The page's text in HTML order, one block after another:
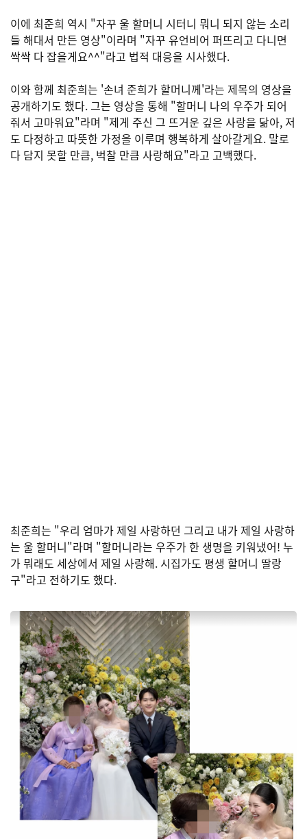
이에 최준희 역시 "자꾸 울 할머니 시터니 뭐니 되지 않는 소리
들 해대서 만든 영상"이라며 "자꾸 유언비어 퍼뜨리고 다니면
싹싹 다 잡을게요^^"라고 법적 대응을 시사했다.
이와 함께 최준희는 '손녀 준희가 할머니께'라는 제목의 영상을
공개하기도 했다. 그는 영상을 통해 "할머니 나의 우주가 되어
줘서 고마워요"라며 "제게 주신 그 뜨거운 깊은 사랑을 닮아, 저
도 다정하고 따뜻한 가정을 이루며 행복하게 살아갈게요. 말로
다 담지 못할 만큼, 벅찰 만큼 사랑해요"라고 고백했다.
최준희는 "우리 엄마가 제일 사랑하던 그리고 내가 제일 사랑하
는 울 할머니"라며 "할머니라는 우주가 한 생명을 키워냈어! 누
가 뭐래도 세상에서 제일 사랑해. 시집가도 평생 할머니 딸랑
구"라고 전하기도 했다.